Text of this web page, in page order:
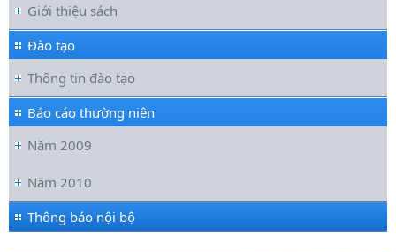
Giới thiệu sách
Đào tạo
Thông tin đào tạo
Báo cáo thường niên
Năm 2009
Năm 2010
Thông báo nội bộ